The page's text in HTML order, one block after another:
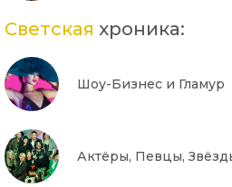
Светская хроника:
Шоу-Бизнес и Гламур
Актёры, Певцы,